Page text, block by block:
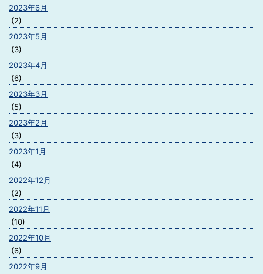
2023年6月
(2)
2023年5月
(3)
2023年4月
(6)
2023年3月
(5)
2023年2月
(3)
2023年1月
(4)
2022年12月
(2)
2022年11月
(10)
2022年10月
(6)
2022年9月